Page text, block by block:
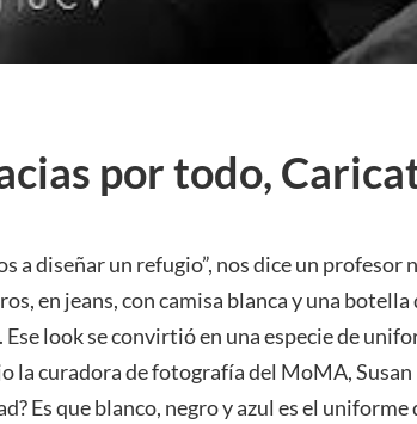
por todo,
a diseñar un refugio”, nos dice un profesor
en jeans, con camisa blanca y una
Ese look se convirtió en una especie de
la curadora de fotografía del MoMA,
Es que blanco, negro y azul es el